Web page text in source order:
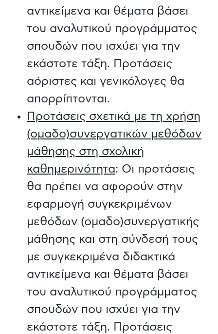
αντικείμενα και θέματα βάσει
του αναλυτικού προγράμματος
σπουδών που ισχύει για την
εκάστοτε τάξη. Προτάσεις
αόριστες και γενικόλογες θα
απορρίπτονται.
Προτάσεις σχετικά με τη χρήση
(ομαδο)συνεργατικών μεθόδων
μάθησης στη σχολική
καθημερινότητα: Οι προτάσεις
θα πρέπει να αφορούν στην
εφαρμογή συγκεκριμένων
μεθόδων (ομαδο)συνεργατικής
μάθησης και στη σύνδεσή τους
με συγκεκριμένα διδακτικά
αντικείμενα και θέματα βάσει
του αναλυτικού προγράμματος
σπουδών που ισχύει για την
εκάστοτε τάξη. Προτάσεις